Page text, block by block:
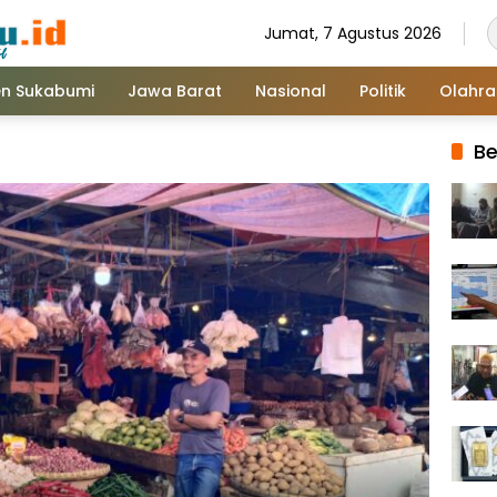
Jumat, 7 Agustus 2026
Sukabumi Jawa Barat Nasional Politik